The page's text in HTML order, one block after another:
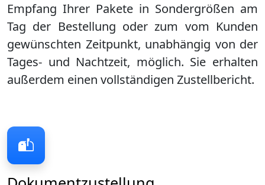
Empfang Ihrer Pakete in Sondergrößen am
Tag der Bestellung oder zum vom Kunden
gewünschten Zeitpunkt, unabhängig von der
Tages- und Nachtzeit, möglich. Sie erhalten
außerdem einen vollständigen Zustellbericht.